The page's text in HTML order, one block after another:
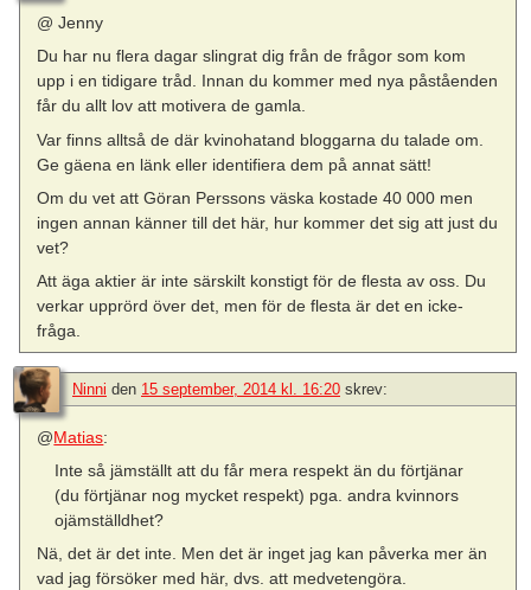
@ Jenny
Du har nu flera dagar slingrat dig från de frågor som kom
upp i en tidigare tråd. Innan du kommer med nya påståenden
får du allt lov att motivera de gamla.
Var finns alltså de där kvinohatand bloggarna du talade om.
Ge gäena en länk eller identifiera dem på annat sätt!
Om du vet att Göran Perssons väska kostade 40 000 men
ingen annan känner till det här, hur kommer det sig att just du
vet?
Att äga aktier är inte särskilt konstigt för de flesta av oss. Du
verkar upprörd över det, men för de flesta är det en icke-
fråga.
Ninni den 15 september, 2014 kl. 16:20 skrev:
@Matias:
Inte så jämställt att du får mera respekt än du förtjänar
(du förtjänar nog mycket respekt) pga. andra kvinnors
ojämställdhet?
Nä, det är det inte. Men det är inget jag kan påverka mer än
vad jag försöker med här, dvs. att medvetengöra.